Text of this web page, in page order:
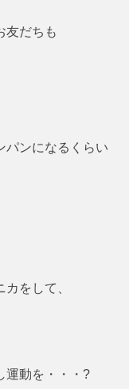
友だちも
パンになるくらい
をして、
運動を・・・?